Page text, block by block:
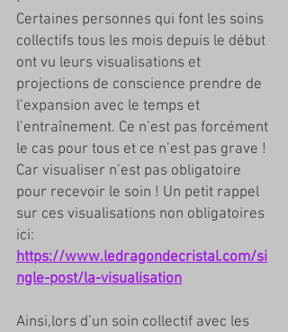
Certaines personnes qui font les soins
collectifs tous les mois depuis le début
ont vu leurs visualisations et
projections de conscience prendre de
l’expansion avec le temps et
l’entraînement. Ce n’est pas forcément
le cas pour tous et ce n’est pas grave !
Car visualiser n’est pas obligatoire
pour recevoir le soin ! Un petit rappel
sur ces visualisations non obligatoires
ici:
https://www.ledragondecristal.com/si
ngle-post/la-visualisation
Ainsi,lors d’un soin collectif avec les